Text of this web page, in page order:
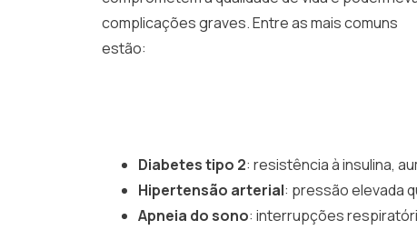
complicações graves. Entre as mais comuns
estão:
Diabetes tipo 2: resistência à insulina,
Hipertensão arterial: pressão elevada
Apneia do sono: interrupções